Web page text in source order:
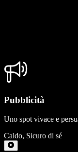
Pubblicità
Uno spot vivace e
Caldo, Sicuro di sé